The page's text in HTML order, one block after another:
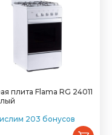
плита Flama RG 24011
203 бонусов